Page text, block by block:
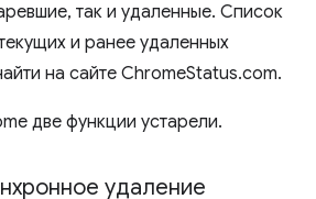
так и удаленные. Список
и ранее удаленных
на сайте ChromeStatus.com.
две функции устарели.
удаление